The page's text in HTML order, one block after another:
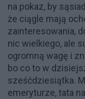
na pokaz, by
że ciągle mają
zainteresowania,
nic wielkiego, ale
ogromną wagę i
bo co to w
sześćdziesiątka.
emeryturze, tata